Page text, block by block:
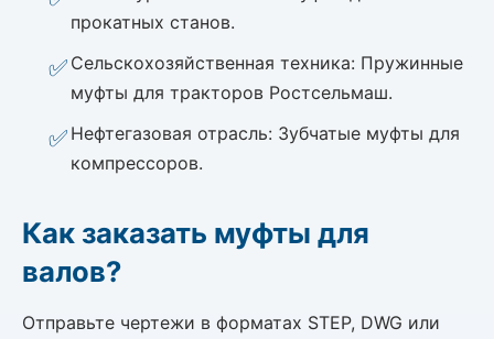
прокатных станов.
Сельскохозяйственная техника: Пружинные
муфты для тракторов Ростсельмаш.
Нефтегазовая отрасль: Зубчатые муфты для
компрессоров.
Как заказать муфты для
валов?
Отправьте чертежи в форматах STEP, DWG или